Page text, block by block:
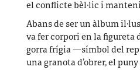
el conflicte bèl·lic i
Abans de ser un àlbum
va fer corpori en la figureta
gorra frígia —símbol del
una granota d’obrer, el